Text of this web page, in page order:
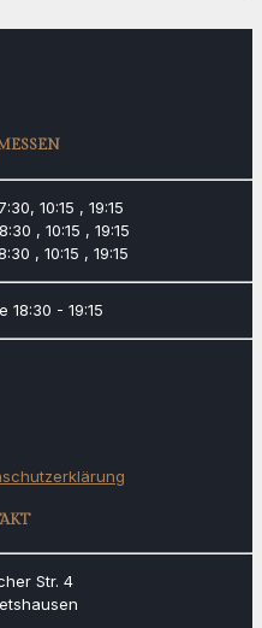
10:15 , 19:15
, 10:15 , 19:15
, 10:15 , 19:15
18:30 - 19:15
Str. 4